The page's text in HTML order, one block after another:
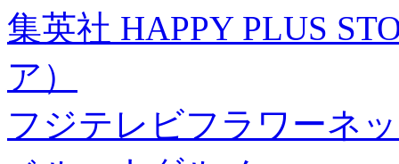
集英社 HAPPY PLUS
ア）
フジテレビフラワーネ